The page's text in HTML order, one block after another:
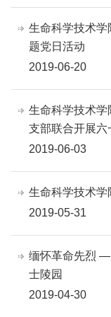
生命科学技术
题党日活动
2019-06-20
生命科学技术学
支部联合开展六
2019-06-03
生命科学技术学
2019-05-31
缅怀革命先烈 —
士陵园
2019-04-30